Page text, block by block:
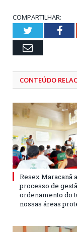
COMPARTILHAR:
Twitter
Email
CONTEÚDO
Resex Maracanã
processo de
ordenamento do
nossas áreas